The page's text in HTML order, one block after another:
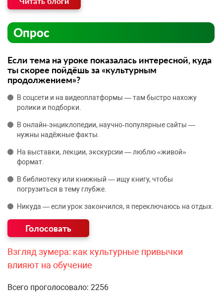
Опрос
Если тема на уроке показалась интересной, куда
ты скорее пойдёшь за «культурным
продолжением»?
В соцсети и на видеоплатформы — там быстро нахожу
ролики и подборки.
В онлайн‑энциклопедии, научно‑популярные сайты —
нужны надёжные факты.
На выставки, лекции, экскурсии — люблю «живой»
формат.
В библиотеку или книжный — ищу книгу, чтобы
погрузиться в тему глубже.
Никуда — если урок закончился, я переключаюсь на отдых.
Взгляд зумера: как культурные привычки
влияют на обучение
Всего проголосовало: 2256